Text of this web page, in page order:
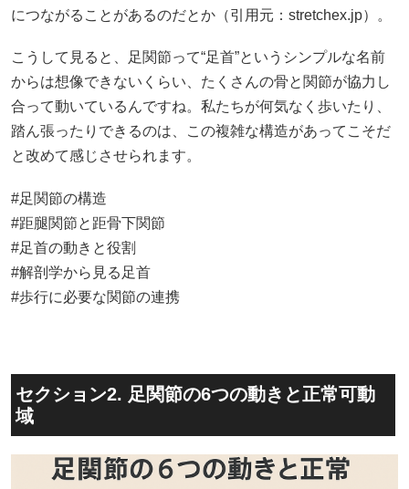
につながることがあるのだとか（引用元： stretchex.jp）。
こうして見ると、足関節って“足首”というシンプルな名前
からは想像できないくらい、たくさんの骨と関節が協力し
合って動いているんですね。私たちが何気なく歩いたり、
踏ん張ったりできるのは、この複雑な構造があってこそだ
と改めて感じさせられます。
#足関節の構造
#距腿関節と距骨下関節
#足首の動きと役割
#解剖学から見る足首
#歩行に必要な関節の連携
セクション2. 足関節の6つの動きと正常可動
域